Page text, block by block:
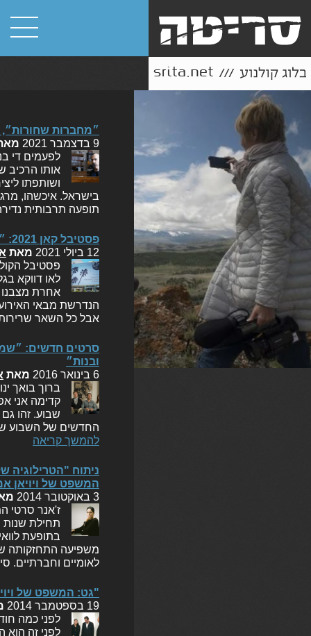
״מחברות
9 בדצמבר 2021
לפעמים די
אותו הרכיב
ושותפתו
בישראל. איכשהו,
תופעה תרבותית
פסטיבל קאן 2021: ״הברך״, ״מחברות שחורות״
12 ביולי 2021
מאת
לאו דווקא
אחרת מצבנו
הנדרשת מבאי
אבל כל השאר
סרטים חדשים:
ובנות״
6 בינואר 2016
מאת
ברוך בואך
קדימה אני
שבוע. זהו
החדשים של השבוע
להמשך קריאה
ניתוח "הטרילוגיה
המשפט של ויויאן
3 באוקטובר 2014
ז'אנר סרטי
תחילת שנות
בתופעת
משפיעה התחזקותה
לאומיים וחברתיים.
"גט: המשפט של
19 בספטמבר 2014
לפני כמה
לפני זה